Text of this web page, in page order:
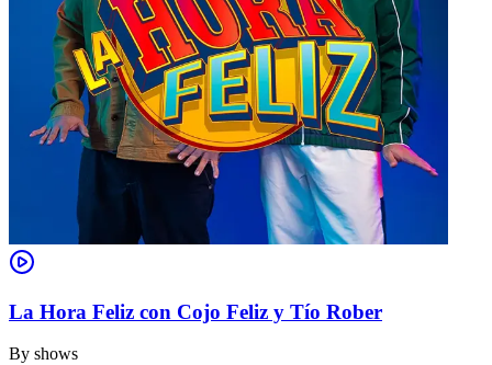
La Hora Feliz con Cojo Feliz y Tío Rober
By shows